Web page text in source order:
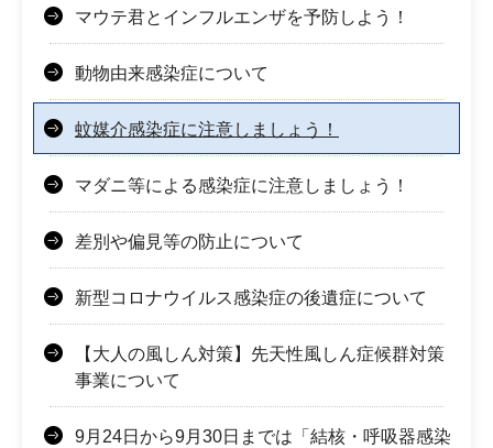
マウテ君とインフルエンザを予防しよう！
動物由来感染症について
蚊媒介感染症に注意しましょう！
マダニ等による感染症に注意しましょう！
差別や偏見等の防止について
新型コロナウイルス感染症の後遺症について
【大人の風しん対策】先天性風しん症候群対策
事業について
9月24日から9月30日までは「結核・呼吸器感染